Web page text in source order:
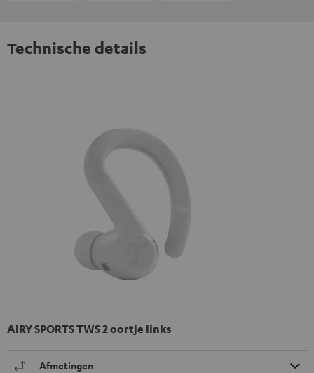
Technische details
AIRY SPORTS TWS 2 oortje links
Afmetingen